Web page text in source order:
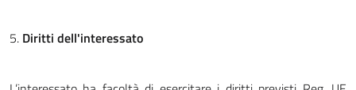
5. Diritti dell'interessato